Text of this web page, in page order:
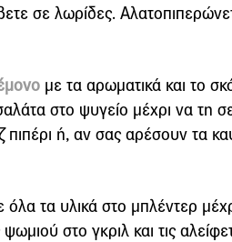
σε λωρίδες.
με τα αρωματικά και το
στο ψυγείο μέχρι να τη
πιπέρι ή, αν σας αρέσουν τα
όλα τα υλικά στο μπλέντερ
στο γκριλ και τις